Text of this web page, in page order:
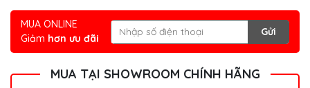
MUA ONLINE
Giảm hơn ưu đãi
Gửi
MUA TẠI SHOWROOM CHÍNH HÃNG